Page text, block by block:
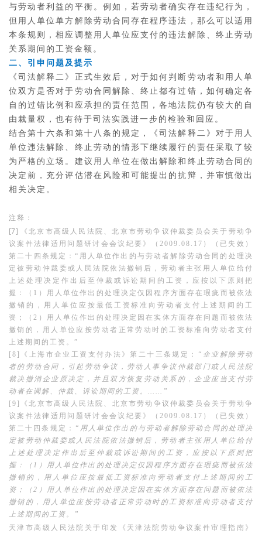
与劳动者利益的平衡。例如，若劳动者确实存在违纪行为，
但用人单位单方解除劳动合同存在程序违法，那么可以适用
本条规则，相应调整用人单位应支付的违法解除、终止劳动
关系期间的工资金额。
二、引申问题及提示
《司法解释二》正式生效后，对于如何判断劳动者和用人单
位双方是否对于劳动合同解除、终止都有过错，如何确定各
自的过错比例和应承担的责任范围，各地法院仍有较大的自
由裁量权，也有待于司法实践进一步的检验和回应。
结合第十六条和第十八条的规定，《司法解释二》对于用人
单位违法解除、终止劳动的情形下继续履行的责任采取了较
为严格的立场。建议用人单位在做出解除和终止劳动合同的
决定前，充分评估潜在风险和可能提出的抗辩，并审慎做出
相关决定。
注释：
[7]
《北京市高级人民法院、北京市劳动争议仲裁委员会关于劳动争
议案件法律适用问题研讨会会议纪要》（2009.08.17）（已失效）
第二十四条规定：“用人单位作出的与劳动者解除劳动合同的处理决
定被劳动仲裁委或人民法院依法撤销后，劳动者主张用人单位给付
上述处理决定作出后至仲裁或诉讼期间的工资，应按以下原则把
握：（1）用人单位作出的处理决定仅因程序方面存在瑕疵而被依法
撤销的，用人单位应按最低工资标准向劳动者支付上述期间的工
资；（2）用人单位作出的处理决定因在实体方面存在问题而被依法
撤销的，用人单位应按劳动者正常劳动时的工资标准向劳动者支付
上述期间的工资。”
[8]《上海市企业工资支付办法》第二十三条规定：
“企业解除劳动
者的劳动合同，引起劳动争议，劳动人事争议仲裁部门或人民法院
裁决撤消企业原决定，并且双方恢复劳动关系的，企业应当支付劳
动者在调解、仲裁、诉讼期间的工资。……”
[9]《北京市高级人民法院、北京市劳动争议仲裁委员会关于劳动争
议案件法律适用问题研讨会会议纪要》（2009.08.17）（已失效）
第二十四条规定：
“用人单位作出的与劳动者解除劳动合同的处理决
定被劳动仲裁委或人民法院依法撤销后，劳动者主张用人单位给付
上述处理决定作出后至仲裁或诉讼期间的工资，应按以下原则把
握：（1）用人单位作出的处理决定仅因程序方面存在瑕疵而被依法
撤销的，用人单位应按最低工资标准向劳动者支付上述期间的工
资；（2）用人单位作出的处理决定因在实体方面存在问题而被依法
撤销的，用人单位应按劳动者正常劳动时的工资标准向劳动者支付
上述期间的工资。”
天津市高级人民法院关于印发《天津法院劳动争议案件审理指南》